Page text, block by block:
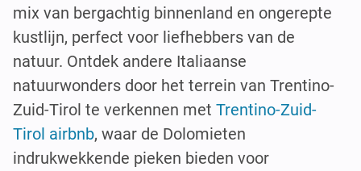
mix van bergachtig binnenland en ongerepte
kustlijn, perfect voor liefhebbers van de
natuur. Ontdek andere Italiaanse
natuurwonders door het terrein van Trentino-
Zuid-Tirol te verkennen met Trentino-Zuid-
Tirol airbnb, waar de Dolomieten
indrukwekkende pieken bieden voor